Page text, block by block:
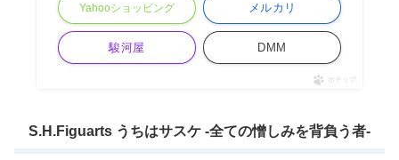
Yahooショッピング メルカリ
駿河屋 DMM
ポチップ
S.H.Figuarts うちはサスケ -全ての憎しみを背負う者-